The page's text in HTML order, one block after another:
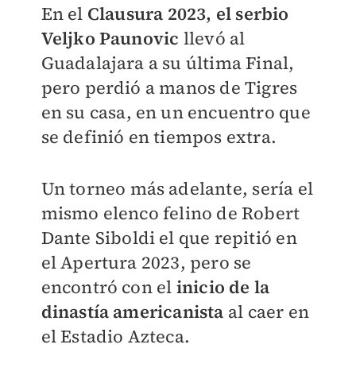
En el Clausura 2023, el serbio
Veljko Paunovic llevó al
Guadalajara a su última Final,
pero perdió a manos de Tigres
en su casa, en un encuentro que
se definió en tiempos extra.
Un torneo más adelante, sería el
mismo elenco felino de Robert
Dante Siboldi el que repitió en
el Apertura 2023, pero se
encontró con el inicio de la
dinastía americanista al caer en
el Estadio Azteca.